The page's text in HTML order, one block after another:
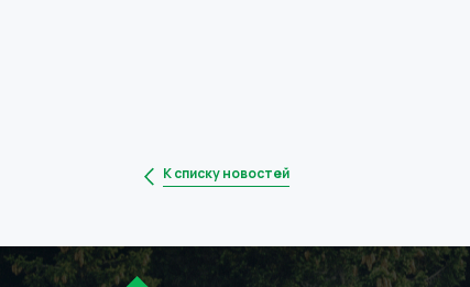
К списку новостей